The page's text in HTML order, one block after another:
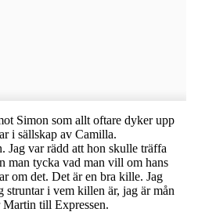
Simon som allt oftare dyker upp
i sällskap av Camilla.
Jag var rädd att hon skulle träffa
man tycka vad man vill om hans
om det. Det är en bra kille. Jag
struntar i vem killen är, jag är mån
Martin till Expressen.